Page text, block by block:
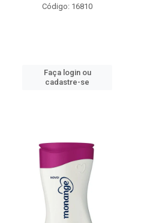
Código: 16810
Faça login ou
cadastre-se